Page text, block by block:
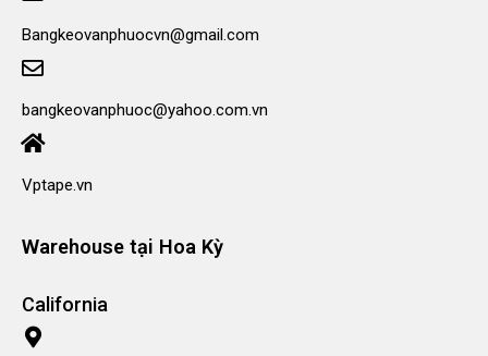
Bangkeovanphuocvn@gmail.com
bangkeovanphuoc@yahoo.com.vn
Vptape.vn
Warehouse tại Hoa Kỳ
California